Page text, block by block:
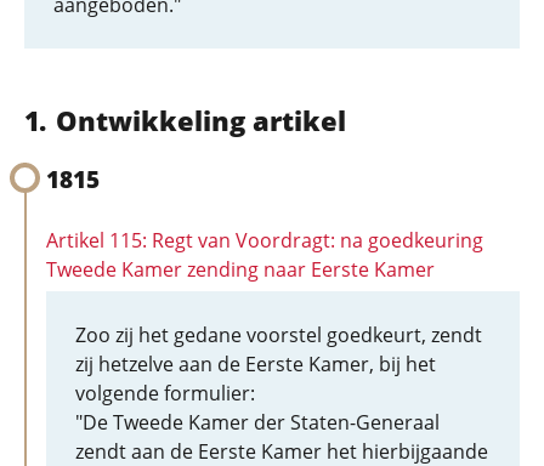
Ontwikkeling artikel
1815
Artikel 115: Regt van Voordragt: na goedkeuring
Tweede Kamer zending naar Eerste Kamer
Zoo zij het gedane voorstel goedkeurt, zendt
zij hetzelve aan de Eerste Kamer, bij het
volgende formulier:
"De Tweede Kamer der Staten-Generaal
zendt aan de Eerste Kamer het hierbijgaande